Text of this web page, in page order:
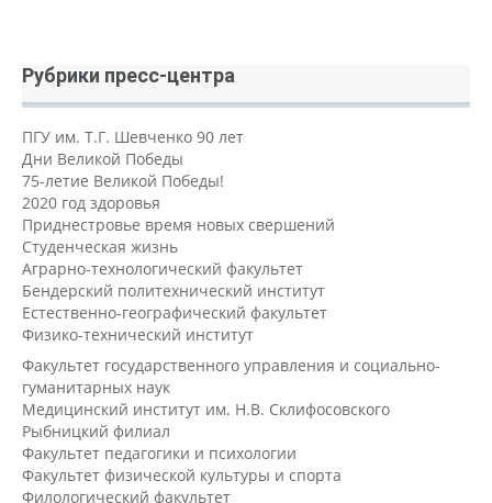
Рубрики пресс-центра
ПГУ им. Т.Г. Шевченко 90 лет
Дни Великой Победы
75-летие Великой Победы!
2020 год здоровья
Приднестровье время новых свершений
Студенческая жизнь
Аграрно-технологический факультет
Бендерский политехнический институт
Естественно-географический факультет
Физико-технический институт
Факультет государственного управления и социально-
гуманитарных наук
Медицинский институт им. Н.В. Склифосовского
Рыбницкий филиал
Факультет педагогики и психологии
Факультет физической культуры и спорта
Филологический факультет